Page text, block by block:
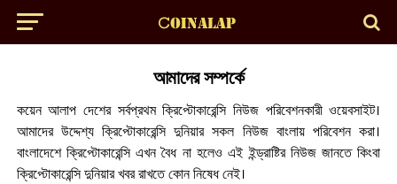
আমাদের সম্পর্কে
কয়েন আলাপ দেশের সর্বপ্রথম ক্রিপ্টোকারেন্সি নিউজ পরিবেশনকারী ওয়েবসাইট।
আমাদের উদ্দেশ্য ক্রিপ্টোকারেন্সি দুনিয়ার সকল নিউজ বাংলায় পরিবেশন করা।
বাংলাদেশে ক্রিপ্টোকারেন্সি এখন বৈধ না হলেও এই ইন্ড্রাষ্টির নিউজ জানতে কিংবা
ক্রিপ্টোকারেন্সি দুনিয়ার খবর রাখতে কোন নিষেধ নেই।